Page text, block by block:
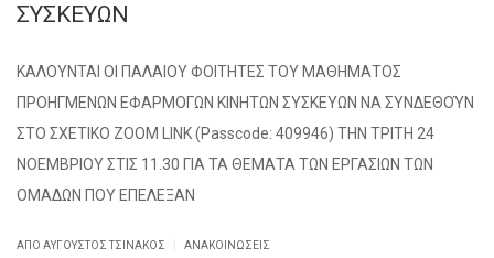
ΣΥΣΚΕΥΩΝ
ΚΑΛΟΥΝΤΑΙ ΟΙ ΠΑΛΑΙΟΥ ΦΟΙΤΗΤΕΣ ΤΟΥ ΜΑΘΗΜΑΤΟΣ
ΠΡΟΗΓΜΕΝΩΝ ΕΦΑΡΜΟΓΩΝ ΚΙΝΗΤΩΝ ΣΥΣΚΕΥΩΝ ΝΑ ΣΥΝΔΕΘΟΎΝ
ΣΤΟ ΣΧΕΤΙΚΟ ΖΟΟΜ LINK (Passcode: 409946) ΤΗΝ ΤΡΙΤΗ 24
ΝΟΕΜΒΡΙΟΥ ΣΤΙΣ 11.30 ΓΙΑ ΤΑ ΘΕΜΑΤΑ ΤΩΝ ΕΡΓΑΣΙΩΝ ΤΩΝ
ΟΜΑΔΩΝ ΠΟΥ ΕΠΕΛΕΞΑΝ
ΑΠΌ ΑΎΓΟΥΣΤΟΣ ΤΣΙΝΆΚΟΣ ΑΝΑΚΟΙΝΏΣΕΙΣ